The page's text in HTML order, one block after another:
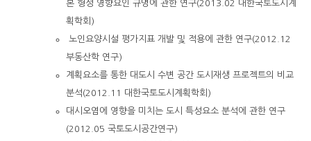
본 형성 영향요인 규명에 관한 연구(2013.02 대한국토도시계
획학회)
노인요양시설 평가지표 개발 및 적용에 관한 연구(2012.12
부동산학 연구)
계획요소를 통한 대도시 수변 공간 도시재생 프로젝트의 비교
분석(2012.11 대한국토도시계획학회)
대시오염에 영향을 미치는 도시 특성요소 분석에 관한 연구
(2012.05 국토도시공간연구)